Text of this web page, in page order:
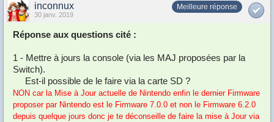
Meilleure réponse
inconnux
30 janv. 2019
Réponse aux questions cité :
1 - Mettre à jours la console (via les MAJ proposées par la
Switch).
Est-il possible de le faire via la carte SD ?
NON car la Mise à Jour actuelle de Nintendo enfin le dernier Firmware
proposer par Nintendo est le Firmware 7.0.0 et non le Firmware 6.2.0
depuis quelque jours donc je te déconseille de faire la mise à Jour via